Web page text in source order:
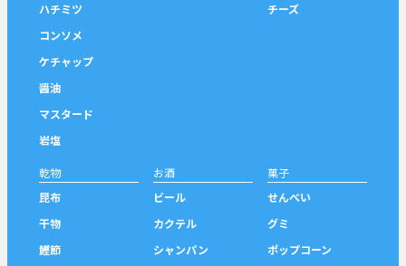
ハチミツ
コンソメ
ケチャップ
醤油
マスタード
岩塩
チーズ
乾物
昆布
干物
鰹節
お酒
ビール
カクテル
シャンパン
菓子
せんべい
グミ
ポップコーン